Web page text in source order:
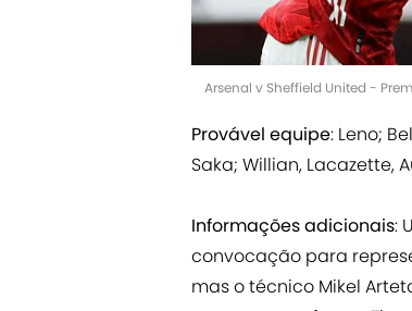
Arsenal v Sheffield United -
Provável equipe: Leno;
Saka; Willian, Lacazette,
Informações adicionais:
convocação para
mas o técnico Mikel